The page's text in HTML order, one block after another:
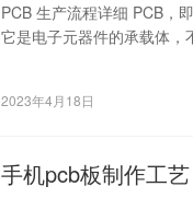
PCB 生产流程详细 PCB，
它是电子元器件的承载体，
2023年4月18日
手机pcb板制作工